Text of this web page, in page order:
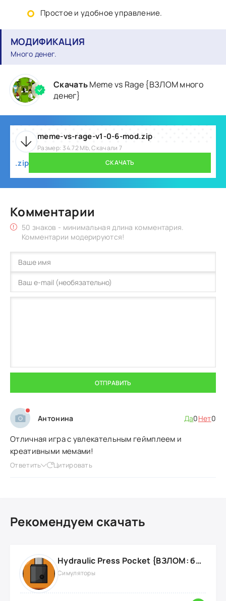
Простое и удобное управление.
МОДИФИКАЦИЯ
Много денег.
СкачатьMeme vs Rage {ВЗЛОМ много
денег}
meme-vs-rage-v1-0-6-mod.zip
Размер: 34.72 Mb, Скачали 7
.zip СКАЧАТЬ
Комментарии
50 знаков - минимальная длина комментария.
Комментарии модерируются!
ОТПРАВИТЬ
Антонина Да0Нет0
Отличная игра с увлекательным геймплеем и
креативными мемами!
Ответить Цитировать
Рекомендуем скачать
Hydraulic Press Pocket {ВЗЛОМ: бесконечные деньги}
Симуляторы